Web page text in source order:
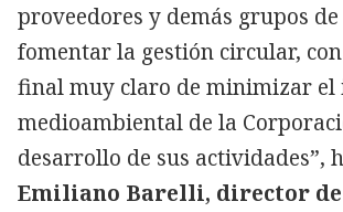
proveedores y demás grupos
fomentar la gestión circular,
final muy claro de minimizar el
medioambiental de la
desarrollo de sus actividades”,
Emiliano Barelli, director de